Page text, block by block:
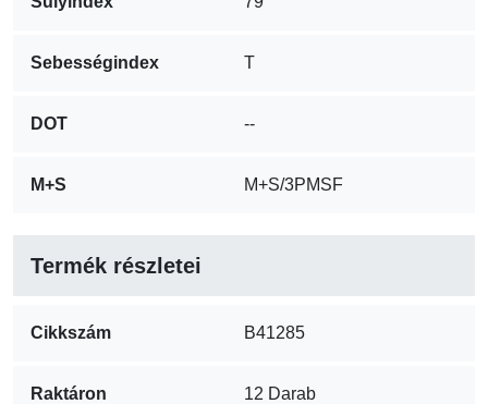
Sebességindex T
DOT --
M+S M+S/3PMSF
Termék részletei
Cikkszám B41285
Raktáron 12 Darab